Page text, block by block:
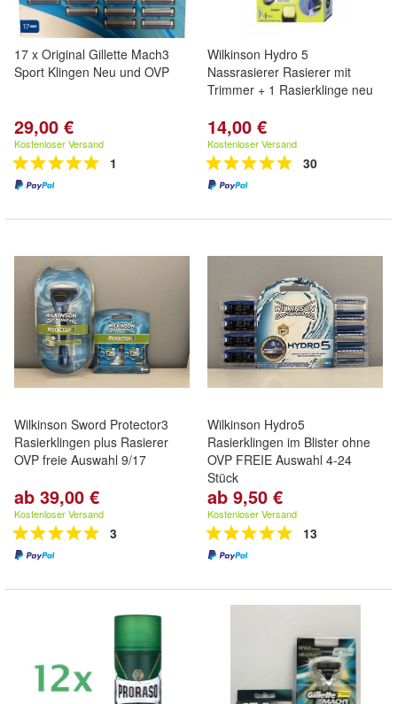
17 x Original Gillette Mach3
Sport Klingen Neu und OVP
29,00 €
Kostenloser Versand
1
Wilkinson Hydro 5
Nassrasierer Rasierer mit
Trimmer + 1 Rasierklinge neu
14,00 €
Kostenloser Versand
30
Wilkinson Sword Protector3
Rasierklingen plus Rasierer
OVP freie Auswahl 9/17
ab 39,00 €
Kostenloser Versand
3
Wilkinson Hydro5
Rasierklingen im Blister ohne
OVP FREIE Auswahl 4-24
Stück
ab 9,50 €
Kostenloser Versand
13